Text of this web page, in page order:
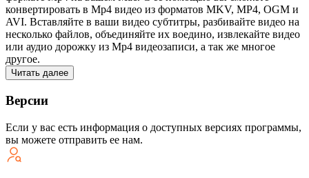
конвертировать в Mp4 видео из форматов MKV, MP4, OGM и
AVI. Вставляйте в ваши видео субтитры, разбивайте видео на
несколько файлов, объединяйте их воедино, извлекайте видео
или аудио дорожку из Mp4 видеозаписи, а так же многое
другое.
Читать далее
Версии
Если у вас есть информация о доступных версиях программы,
вы можете отправить ее нам.